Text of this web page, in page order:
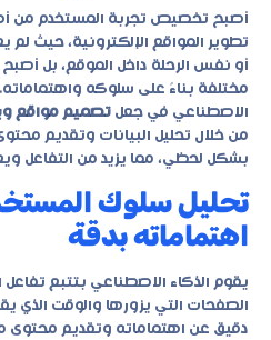
أصبح تخصيص تجربة المستخدم من
تطوير المواقع الإلكترونية، حيث لم
أو نفس الرحلة داخل الموقع، بل
مختلفة بناءً على سلوكه
الاصطناعي في جعل تصميم مواقع
من خلال تحليل البيانات وتقديم
بشكل لحظي، مما يزيد من التفاعل
تحليل سلوك
اهتماماته بدقة
يقوم الذكاء الاصطناعي بتتبع
الصفحات التي يزورها والوقت الذي
دقيق عن اهتماماته وتقديم محتوى